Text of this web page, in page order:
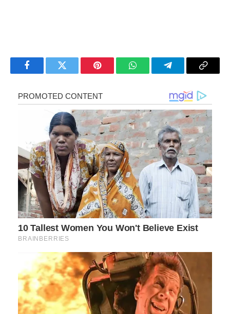
FacebookTwitter Pinterest WhatsAppTelegramCopy